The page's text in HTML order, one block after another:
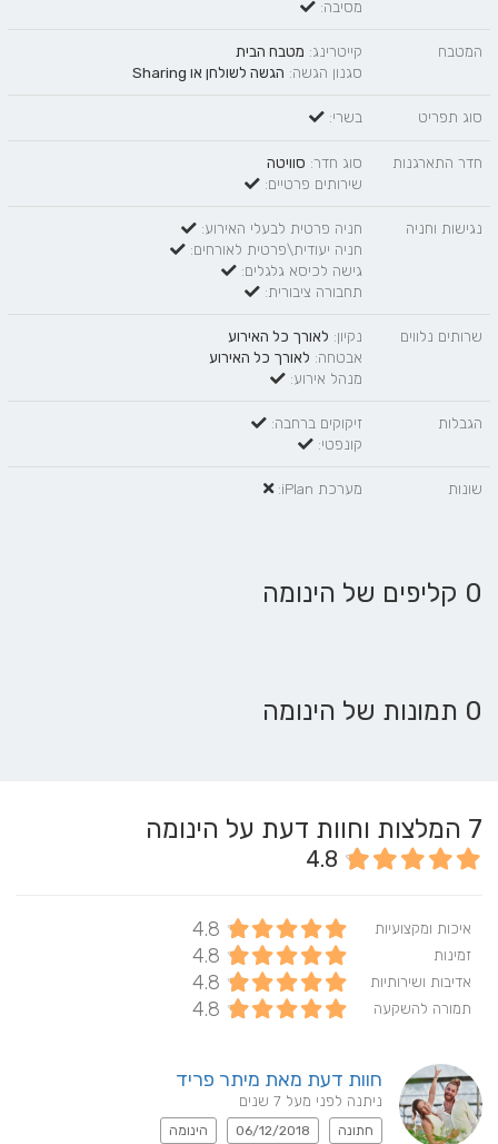
מסיבה:
המטבח קייטרינג: מטבח הבית
סגנון הגשה: הגשה לשולחן או Sharing
סוג תפריט בשרי:
חדר התארגנות סוג חדר: סוויטה
שירותים פרטיים:
נגישות וחניה
חניה פרטית לבעלי האירוע:
חניה יעודית\פרטית לאורחים:
גישה לכיסא גלגלים:
תחבורה ציבורית:
שרותים נלווים נקיון: לאורך כל האירוע
אבטחה: לאורך כל האירוע
מנהל אירוע:
הגבלות
זיקוקים ברחבה:
קונפטי:
שונות מערכת iPlan:
0 קליפים של הינומה
0 תמונות של הינומה
7 המלצות וחוות דעת על הינומה
4.8
איכות ומקצועיות 4.8
זמינות 4.8
אדיבות ושירותיות 4.8
תמורה להשקעה 4.8
חוות דעת מאת מיתר פריד
ניתנה לפני מעל 7 שנים
חתונה 06/12/2018 הינומה